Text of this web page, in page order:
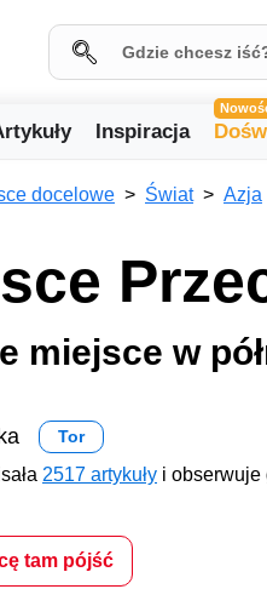
Inspiracja
docelowe Świat Azja
miejsce w
Tor
2517 artykuły i obserwuje
tam pójść